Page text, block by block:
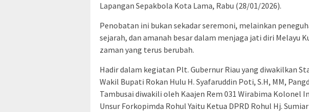
Lapangan Sepakbola Kota Lama, Rabu (28/01/2026).
Penobatan ini bukan sekadar seremoni, melainkan
sejarah, dan amanah besar dalam menjaga jati diri Melayu
zaman yang terus berubah.
Hadir dalam kegiatan Plt. Gubernur Riau yang diwakilkan
Wakil Bupati Rokan Hulu H. Syafaruddin Poti, S.H, MM,
Tambusai diwakili oleh Kaajen Rem 031 Wirabima Kolonel
Unsur Forkopimda Rohul Yaitu Ketua DPRD Rohul Hj.